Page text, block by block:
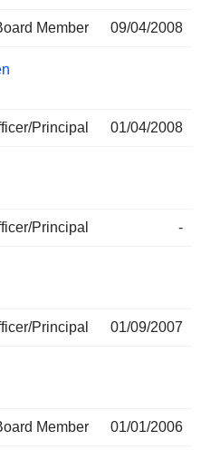
Member 09/04/2008
Principal 01/04/2008
Principal -
Principal 01/09/2007
Member 01/01/2006